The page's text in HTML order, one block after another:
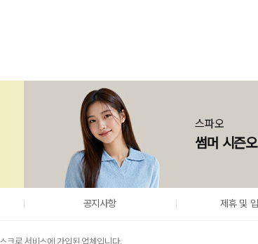
스파오
썸머 시즌
공지사항 제휴 및
크로 서비스에 가입된 업체입니다.